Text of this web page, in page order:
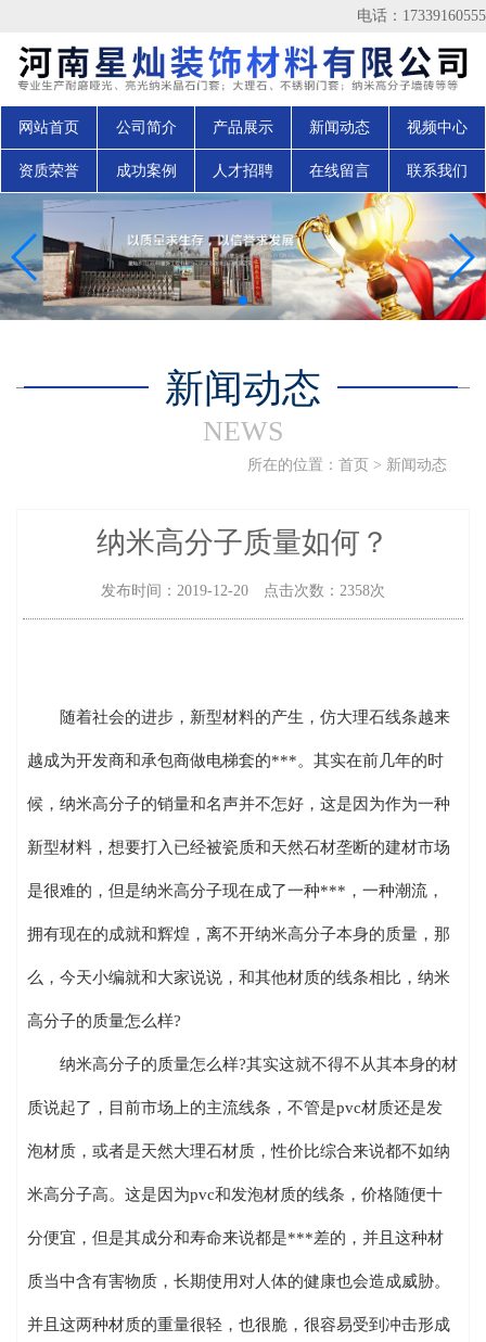
电话：17339160555
网站首页 公司简介 产品展示 新闻动态 视频中心
资质荣誉 成功案例 人才招聘 在线留言 联系我们
新闻动态
NEWS
所在的位置：首页 > 新闻动态
纳米高分子质量如何？
发布时间：2019-12-20 点击次数：2358次
随着社会的进步，新型材料的产生，仿大理石线条越来
越成为开发商和承包商做电梯套的***。其实在前几年的时
候，纳米高分子的销量和名声并不怎好，这是因为作为一种
新型材料，想要打入已经被瓷质和天然石材垄断的建材市场
是很难的，但是纳米高分子现在成了一种***，一种潮流，
拥有现在的成就和辉煌，离不开纳米高分子本身的质量，那
么，今天小编就和大家说说，和其他材质的线条相比，纳米
高分子的质量怎么样?
纳米高分子的质量怎么样?其实这就不得不从其本身的材
质说起了，目前市场上的主流线条，不管是pvc材质还是发
泡材质，或者是天然大理石材质，性价比综合来说都不如纳
米高分子高。这是因为pvc和发泡材质的线条，价格随便十
分便宜，但是其成分和寿命来说都是***差的，并且这种材
质当中含有害物质，长期使用对人体的健康也会造成威胁。
并且这两种材质的重量很轻，也很脆，很容易受到冲击形成